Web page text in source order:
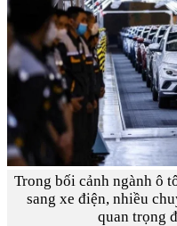
Trong bối cảnh ngành ô
sang xe điện, nhiều
quan trọng